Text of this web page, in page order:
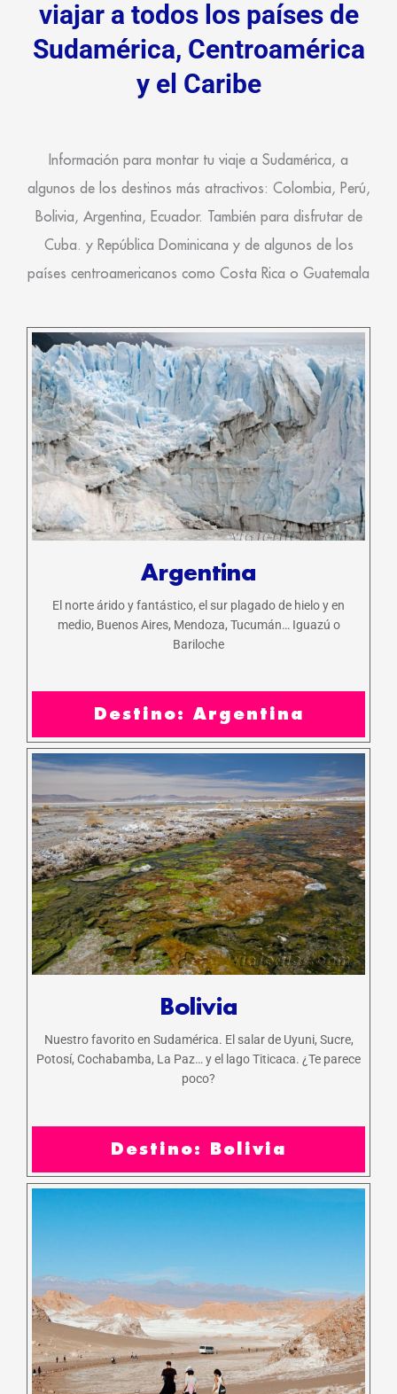
viajar a todos los países de
Sudamérica, Centroamérica
y el Caribe
Información para montar tu viaje a Sudamérica, a
algunos de los destinos más atractivos: Colombia, Perú,
Bolivia, Argentina, Ecuador. También para disfrutar de
Cuba. y República Dominicana y de algunos de los
países centroamericanos como Costa Rica o Guatemala
Argentina
El norte árido y fantástico, el sur plagado de hielo y en
medio, Buenos Aires, Mendoza, Tucumán… Iguazú o
Bariloche
Destino: Argentina
Bolivia
Nuestro favorito en Sudamérica. El salar de Uyuni, Sucre,
Potosí, Cochabamba, La Paz… y el lago Titicaca. ¿Te parece
poco?
Destino: Bolivia